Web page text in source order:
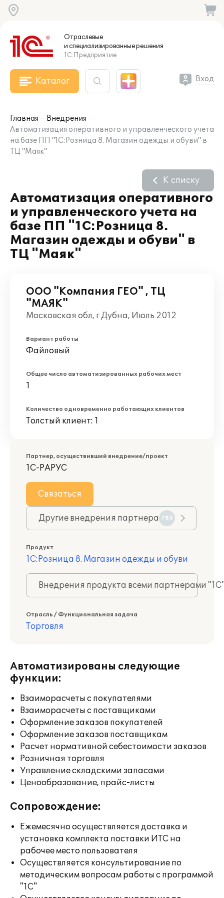
Отраслевые
и специализированныерешения
1С:Предприятие
Каталог Вход
Главная
Внедрения
Автоматизация оперативного и управленческого учета
на базе ПП "1C:Розница 8. Магазин одежды и обуви" в
ТЦ "Маяк"
Автоматизация оперативного
и управленческого учета на
базе ПП "1C:Розница 8.
Магазин одежды и обуви" в
ТЦ "Маяк"
К списку
ООО "Компания ГЕО" , ТЦ
"МАЯК"
Московская обл, г Дубна, Июль 2012
Вариант работы
Файловый
Общее число автоматизированных рабочих мест
1
Количество одновременно работающих клиентов
Толстый клиент: 1
Партнер, осуществивший внедрение/проект
1С-РАРУС
Связаться
Другие внедрения партнера 785
Продукт
1С:Розница 8. Магазин одежды и обуви
Внедрения продукта всеми партнерами
Отрасль / Функциональная задача
Торговля
Автоматизированы следующие
функции:
Взаиморасчеты с покупателями
Взаиморасчеты с поставщиками
Оформление заказов покупателей
Оформление заказов поставщикам
Расчет нормативной себестоимости заказов
Розничная торговля
Управление складскими запасами
Ценообразование, прайс-листы
Сопровождение:
Ежемесячно осуществляется доставка и
установка комплекта поставки ИТС на
рабочее место пользователя
Осуществляется консультирование по
методическим вопросам работы с программой
"1С"